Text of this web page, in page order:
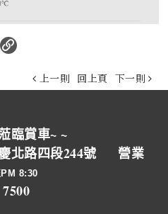
上一則 回上頁 下一則
臨賞車~ ~
北路四段244號 營業
8:30